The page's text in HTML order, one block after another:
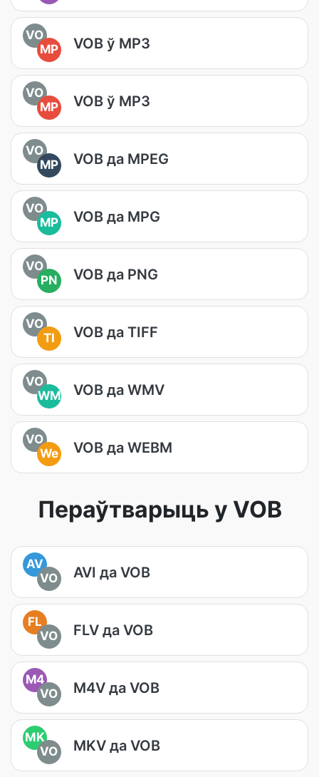
VO
MP
VOB ў MP3
VO
MP
VOB ў MP3
VO
MP
VOB да MPEG
VO
MP
VOB да MPG
VO
PN
VOB да PNG
VO
TI
VOB да TIFF
VO
WM
VOB да WMV
VO
We
VOB да WEBM
Пераўтварыць у VOB
AV
VO
AVI да VOB
FL
VO
FLV да VOB
M4
VO
M4V да VOB
MK
VO
MKV да VOB